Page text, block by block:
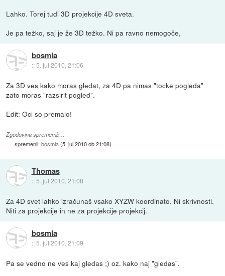
Lahko. Torej tudi 3D projekcije 4D sveta.
Je pa težko, saj je že 3D težko. Ni pa ravno nemogoče,
bosmla
::5. jul 2010, 21:06
Za 3D ves kako moras gledat, za 4D pa nimas "tocke pogleda"
zato moras "razsirit pogled".
Edit: Oci so premalo!
Zgodovina sprememb…
spremenil:bosmla(5. jul 2010 ob 21:08)
Thomas
:: 5. jul 2010, 21:08
Za 4D svet lahko izračunaš vsako XYZW koordinato. Ni skrivnosti.
Niti za projekcije in ne za projekcije projekcij.
bosmla
::5. jul 2010, 21:09
Pa se vedno ne ves kaj gledas ;) oz. kako naj "gledas".